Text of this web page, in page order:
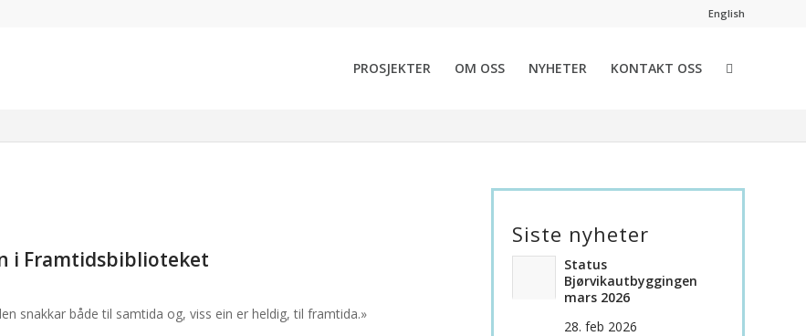
English
PROSJEKTER OM OSS NYHETER KONTAKT OSS
i Framtidsbiblioteket
snakkar både til samtida og, viss ein er heldig, til framtida.»
Siste nyheter
Status
Bjørvikautbyggingen
mars 2026
28. feb 2026